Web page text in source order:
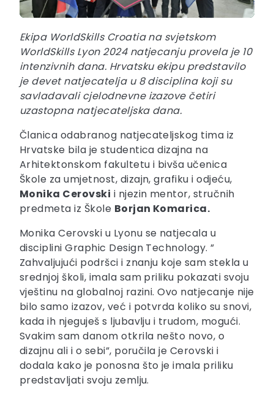
Ekipa WorldSkills Croatia na svjetskom
WorldSkills Lyon 2024 natjecanju provela je 10
intenzivnih dana. Hrvatsku ekipu predstavilo
je devet natjecatelja u 8 disciplina koji su
savladavali cjelodnevne izazove četiri
uzastopna natjecateljska dana.
Članica odabranog natjecateljskog tima iz
Hrvatske bila je studentica dizajna na
Arhitektonskom fakultetu i bivša učenica
Škole za umjetnost, dizajn, grafiku i odjeću,
Monika Cerovski i njezin mentor, stručnih
predmeta iz Škole Borjan Komarica.
Monika Cerovski u Lyonu se natjecala u
disciplini Graphic Design Technology. ”
Zahvaljujući podršci i znanju koje sam stekla u
srednjoj školi, imala sam priliku pokazati svoju
vještinu na globalnoj razini. Ovo natjecanje nije
bilo samo izazov, već i potvrda koliko su snovi,
kada ih njeguješ s ljubavlju i trudom, mogući.
Svakim sam danom otkrila nešto novo, o
dizajnu ali i o sebi”, poručila je Cerovski i
dodala kako je ponosna što je imala priliku
predstavljati svoju zemlju.